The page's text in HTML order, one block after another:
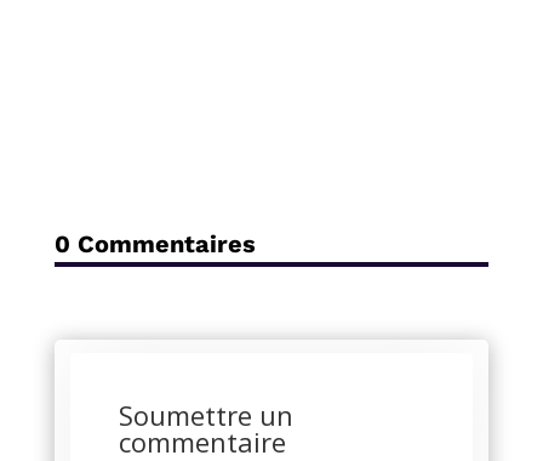
0 Commentaires
Soumettre un
commentaire